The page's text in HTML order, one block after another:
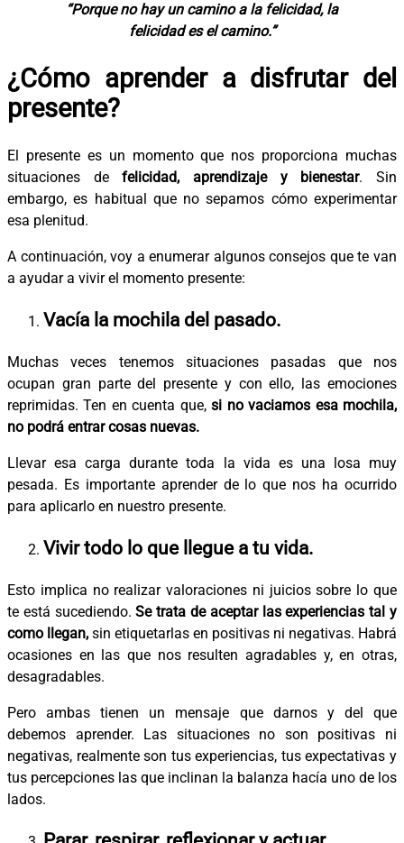
“Porque no hay un camino a la felicidad, la
felicidad es el camino.”
¿Cómo aprender a disfrutar del
presente?
El presente es un momento que nos proporciona muchas
situaciones defelicidad, aprendizaje y bienestar. Sin
embargo, es habitual que no sepamos cómo experimentar
esa plenitud.
A continuación, voy a enumerar algunos consejos que te van
a ayudar a vivir el momento presente:
Vacía la mochila del pasado.
Muchas veces tenemos situaciones pasadas que nos
ocupan gran parte del presente y con ello, las emociones
reprimidas. Ten en cuenta que,si no vaciamos esa mochila,
no podrá entrar cosas nuevas.
Llevar esa carga durante toda la vida es una losa muy
pesada. Es importante aprender de lo que nos ha ocurrido
para aplicarlo en nuestro presente.
Vivir todo lo que llegue a tu vida.
Esto implica no realizar valoraciones ni juicios sobre lo que
te está sucediendo.Se trata de aceptar las experiencias tal y
como llegan, sin etiquetarlas en positivas ni negativas. Habrá
ocasiones en las que nos resulten agradables y, en otras,
desagradables.
Pero ambas tienen un mensaje que darnos y del que
debemos aprender. Las situaciones no son positivas ni
negativas, realmente son tus experiencias, tus expectativas y
tus percepciones las que inclinan la balanza hacía uno de los
lados.